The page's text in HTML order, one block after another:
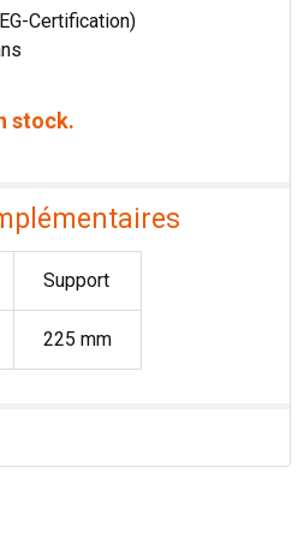
Certification)
stock.
Support
225 mm